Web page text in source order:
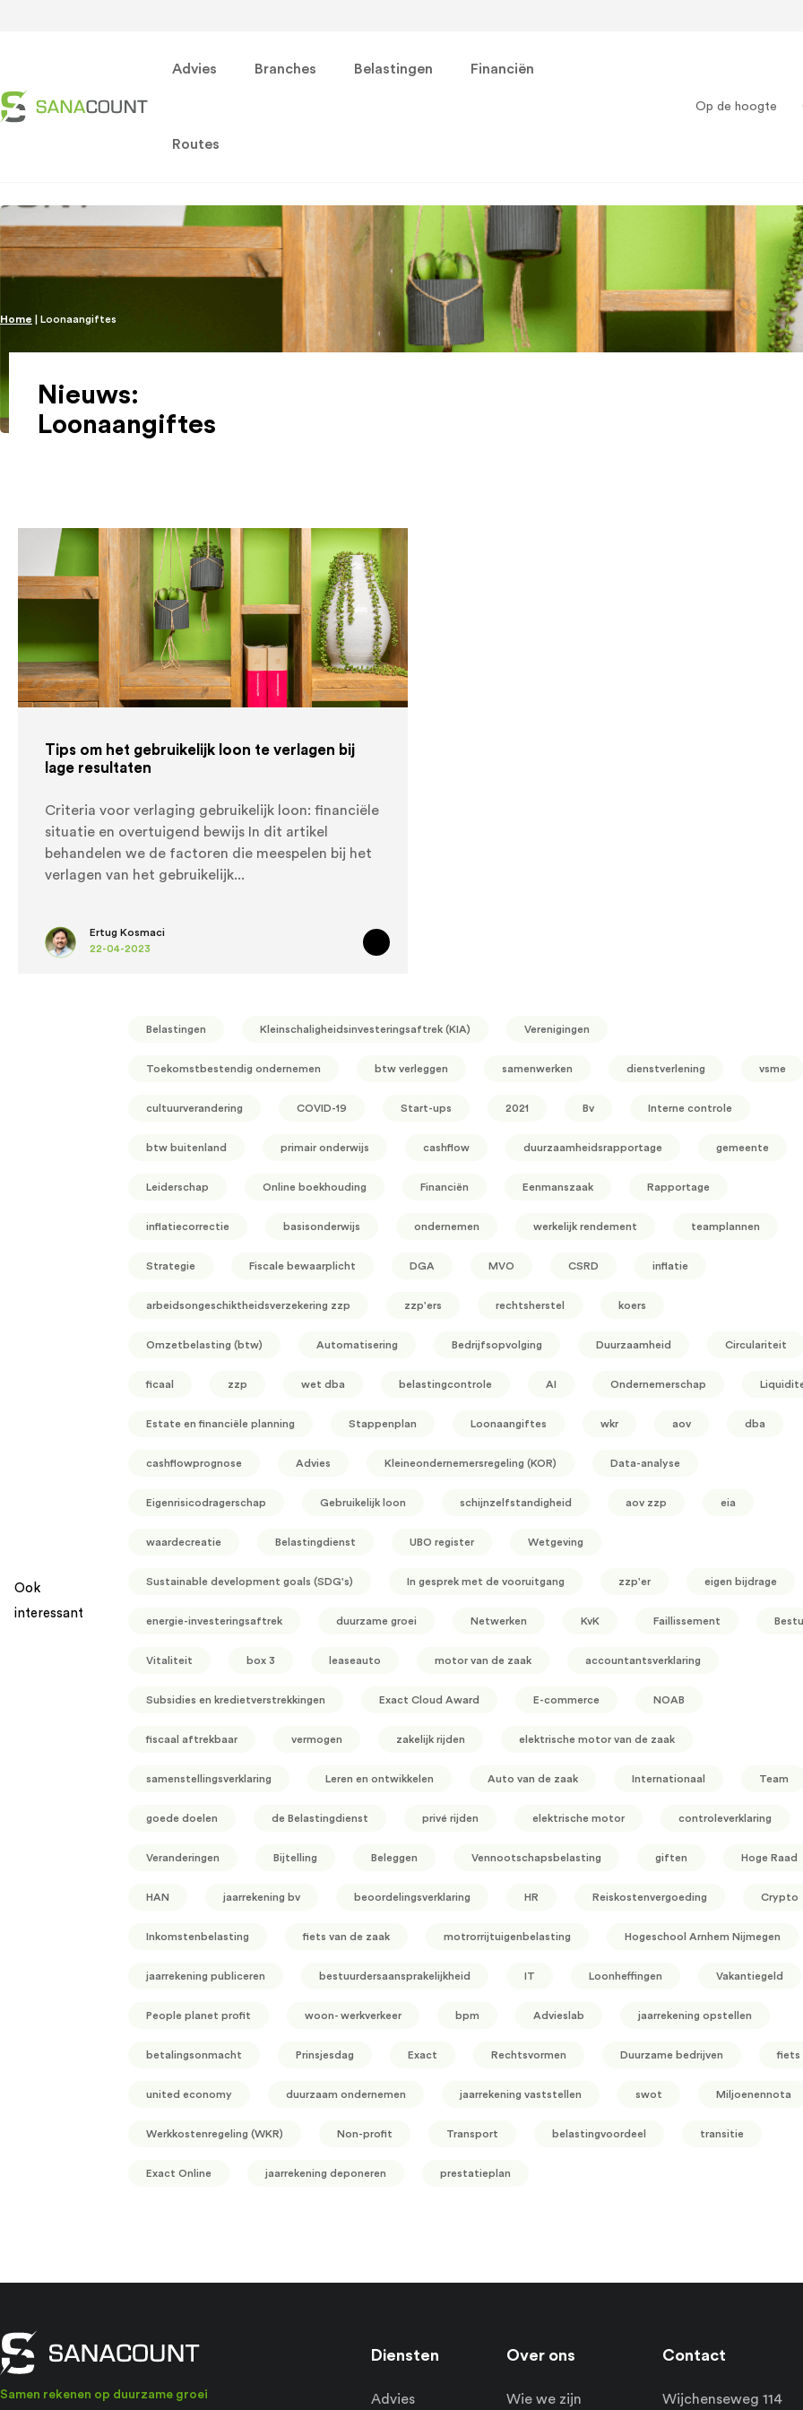
Advies Branches Belastingen Financiën
Routes
Op de hoogte
Home Loonaangiftes
Nieuws:
Loonaangiftes
Tips om het gebruikelijk loon te verlagen bij
lage resultaten
Criteria voor verlaging gebruikelijk loon: financiële
situatie en overtuigend bewijs In dit artikel
behandelen we de factoren die meespelen bij het
verlagen van het gebruikelijk
Ertug Kosmaci
22-04-2023
Ook
interessant
Belastingen Kleinschaligheidsinvesteringsaftrek (KIA) Verenigingen
Toekomstbestendig ondernemen btw verleggen samenwerken dienstverlening vsme
cultuurverandering COVID-19 Start-ups 2021 Bv Interne controle
btw buitenland primair onderwijs cashflow duurzaamheidsrapportage gemeente
Leiderschap Online boekhouding Financiën Eenmanszaak Rapportage
inflatiecorrectie basisonderwijs ondernemen werkelijk rendement teamplannen
Strategie Fiscale bewaarplicht DGA MVO CSRD inflatie
arbeidsongeschiktheidsverzekering zzp zzp'ers rechtsherstel koers
Omzetbelasting (btw) Automatisering Bedrijfsopvolging Duurzaamheid Circulariteit
ficaal zzp wet dba belastingcontrole AI Ondernemerschap
Estate en financiële planning Stappenplan Loonaangiftes wkr aov dba
cashflowprognose Advies Kleineondernemersregeling (KOR) Data-analyse
Eigenrisicodragerschap Gebruikelijk loon schijnzelfstandigheid aov zzp eia
waardecreatie Belastingdienst UBO register Wetgeving
Sustainable development goals (SDG's) In gesprek met de vooruitgang zzp'er eigen bijdrage
energie-investeringsaftrek duurzame groei Netwerken KvK Faillissement
Vitaliteit box 3 leaseauto motor van de zaak accountantsverklaring
Subsidies en kredietverstrekkingen Exact Cloud Award E-commerce NOAB
fiscaal aftrekbaar vermogen zakelijk rijden elektrische motor van de zaak
samenstellingsverklaring Leren en ontwikkelen Auto van de zaak Internationaal Team
goede doelen de Belastingdienst privé rijden elektrische motor controleverklaring
Veranderingen Bijtelling Beleggen Vennootschapsbelasting giften Hoge Raad
HAN jaarrekening bv beoordelingsverklaring HR Reiskostenvergoeding Crypto
Inkomstenbelasting fiets van de zaak motrorrijtuigenbelasting Hogeschool Arnhem Nijmegen
jaarrekening publiceren bestuurdersaansprakelijkheid IT Loonheffingen Vakantiegeld
People planet profit woon- werkverkeer bpm Advieslab jaarrekening opstellen
betalingsonmacht Prinsjesdag Exact Rechtsvormen Duurzame bedrijven fiets
united economy duurzaam ondernemen jaarrekening vaststellen swot Miljoenennota
Werkkostenregeling (WKR) Non-profit Transport belastingvoordeel transitie
Exact Online jaarrekening deponeren prestatieplan
Samen rekenen op duurzame groei
Diensten
Advies
Over ons
Wie we zijn
Contact
Wijchenseweg 114